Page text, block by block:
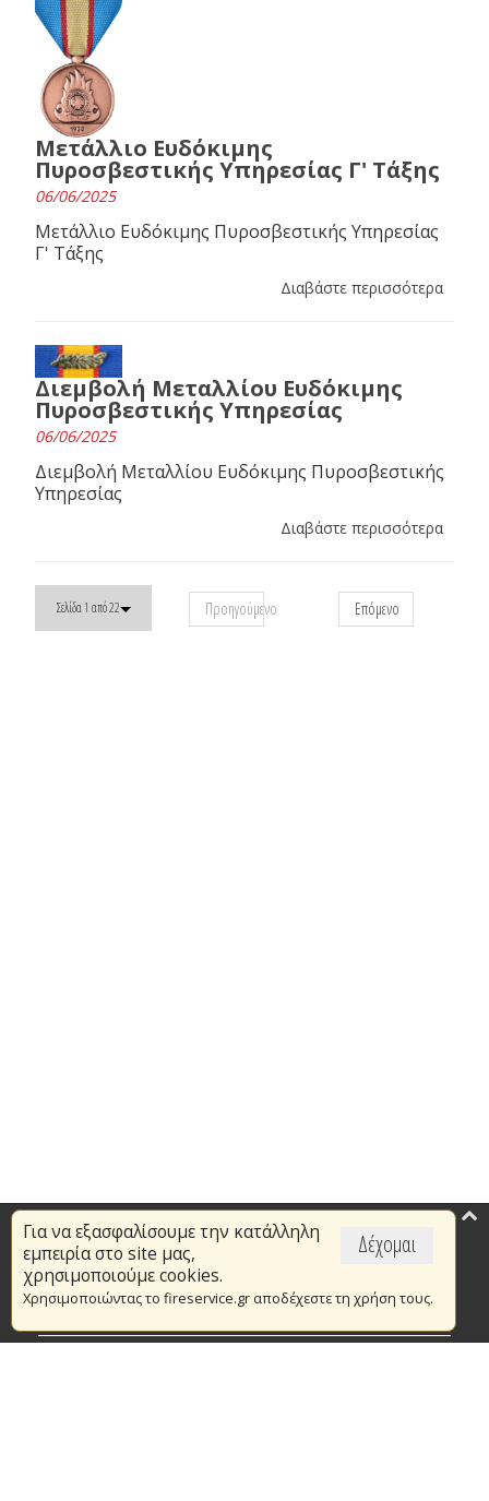
Μετάλλιο Ευδόκιμης
Πυροσβεστικής Υπηρεσίας Γ' Τάξης
06/06/2025
Μετάλλιο Ευδόκιμης Πυροσβεστικής Υπηρεσίας
Γ' Τάξης
Διαβάστε περισσότερα
Διεμβολή Μεταλλίου Ευδόκιμης
Πυροσβεστικής Υπηρεσίας
06/06/2025
Διεμβολή Μεταλλίου Ευδόκιμης Πυροσβεστικής
Υπηρεσίας
Διαβάστε περισσότερα
Σελίδα 1 από 22 Προηγούμενο Επόμενο
Δέχομαι
Για να εξασφαλίσουμε την κατάλληλη
εμπειρία στο site μας,
χρησιμοποιούμε cookies.
Χρησιμοποιώντας το fireservice.gr αποδέχεστε τη χρήση τους.
Επικαιρότητα
Το Πυροσβεστικό Σώμα